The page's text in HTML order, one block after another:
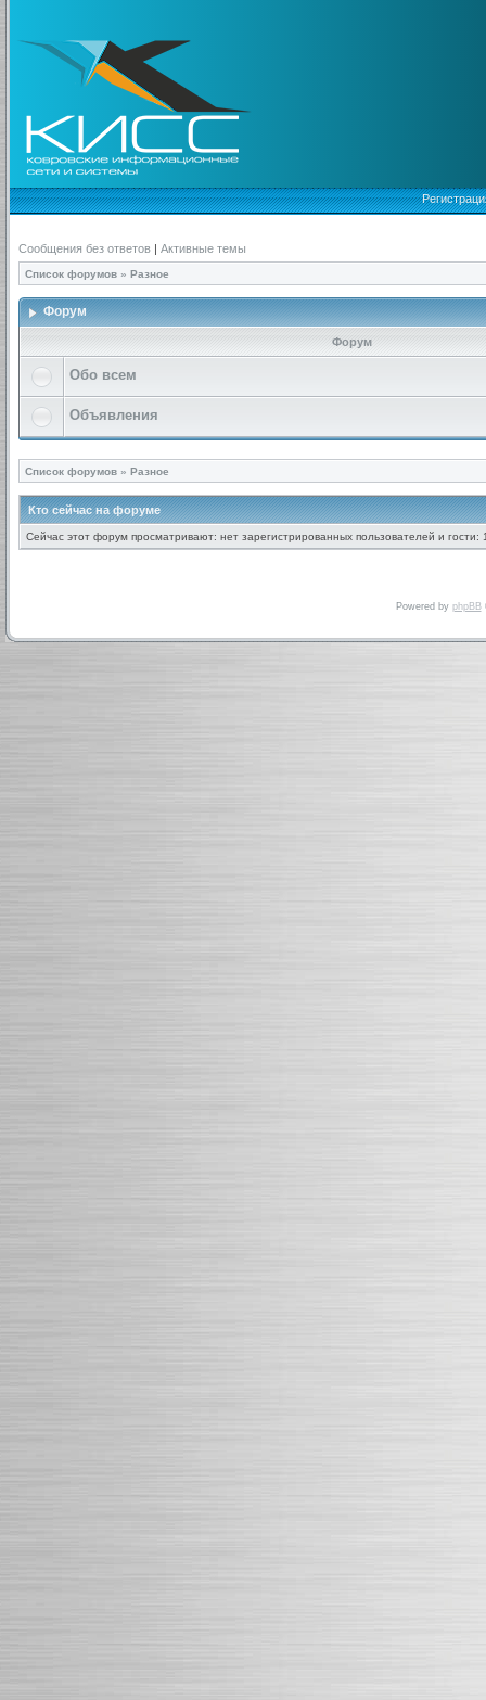
Сообщения без ответов | Активные темы
Список форумов » Разное
Форум
Форум
Обо всем
Объявления
Список форумов » Разное
Кто сейчас на форуме
Сейчас этот форум просматривают: нет зарегистрированных пользователей и гости:
Powered by phpBB